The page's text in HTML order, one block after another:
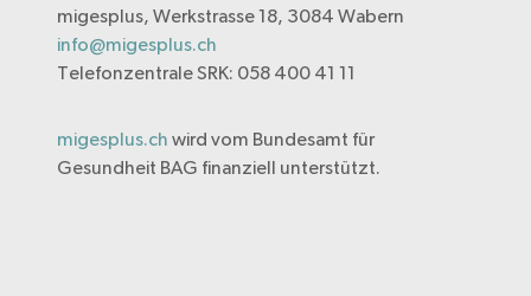
migesplus, Werkstrasse 18, 3084 Wabern
info@migesplus.ch
Telefonzentrale SRK: 058 400 41 11
migesplus.ch wird vom Bundesamt für
Gesundheit BAG finanziell unterstützt.